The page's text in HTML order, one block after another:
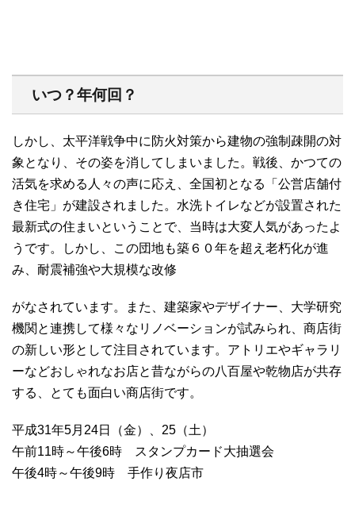
いつ？年何回？
しかし、太平洋戦争中に防火対策から建物の強制疎開の対
象となり、その姿を消してしまいました。戦後、かつての
活気を求める人々の声に応え、全国初となる「公営店舗付
き住宅」が建設されました。水洗トイレなどが設置された
最新式の住まいということで、当時は大変人気があったよ
うです。しかし、この団地も築６０年を超え老朽化が進
み、耐震補強や大規模な改修
がなされています。また、建築家やデザイナー、大学研究
機関と連携して様々なリノベーションが試みられ、商店街
の新しい形として注目されています。アトリエやギャラリ
ーなどおしゃれなお店と昔ながらの八百屋や乾物店が共存
する、とても面白い商店街です。
平成31年5月24日（金）、25（土）
午前11時～午後6時 スタンプカード大抽選会
午後4時～午後9時 手作り夜店市